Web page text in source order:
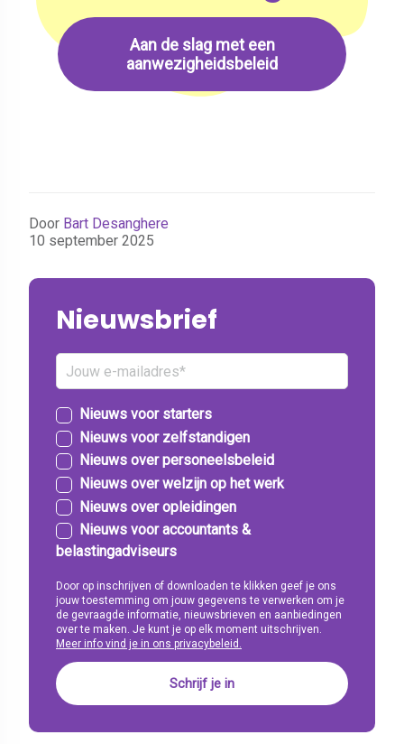
Aan de slag met een
aanwezigheidsbeleid
Door Bart Desanghere
10 september 2025
Nieuwsbrief
Nieuws voor starters
Nieuws voor zelfstandigen
Nieuws over personeelsbeleid
Nieuws over welzijn op het werk
Nieuws over opleidingen
Nieuws voor accountants &
belastingadviseurs
Door op inschrijven of downloaden te klikken geef je ons
jouw toestemming om jouw gegevens te verwerken om je
de gevraagde informatie, nieuwsbrieven en aanbiedingen
over te maken. Je kunt je op elk moment uitschrijven.
Meer info vind je in ons privacybeleid.